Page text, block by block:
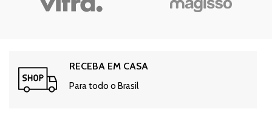
RECEBA EM CASA
Para todo o Brasil